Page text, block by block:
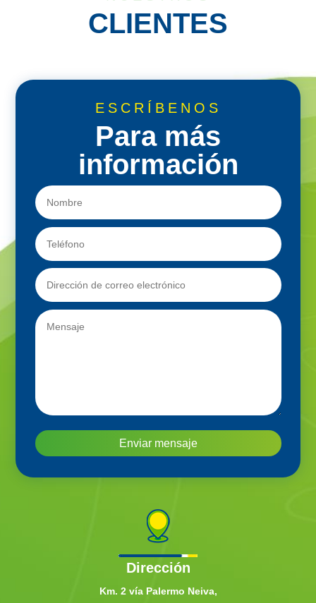
CLIENTES
ESCRÍBENOS
Para más
información
Enviar mensaje
Dirección
Km. 2 vía Palermo Neiva,